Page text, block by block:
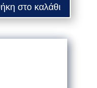
στο καλάθι